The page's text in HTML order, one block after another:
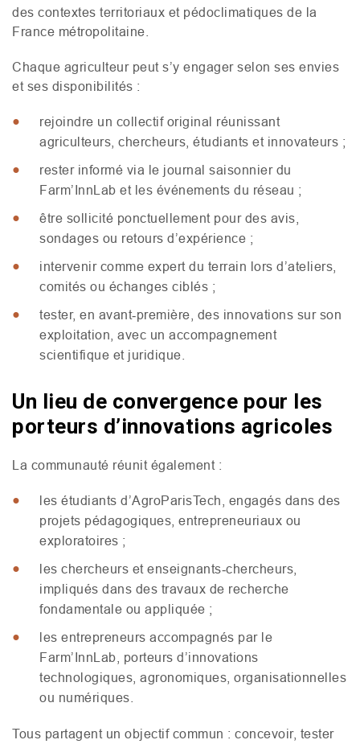
des contextes territoriaux et pédoclimatiques de la
France métropolitaine.
Chaque agriculteur peut s’y engager selon ses envies
et ses disponibilités :
rejoindre un collectif original réunissant
agriculteurs, chercheurs, étudiants et innovateurs ;
rester informé via le journal saisonnier du
Farm’InnLab et les événements du réseau ;
être sollicité ponctuellement pour des avis,
sondages ou retours d’expérience ;
intervenir comme expert du terrain lors d’ateliers,
comités ou échanges ciblés ;
tester, en avant‑première, des innovations sur son
exploitation, avec un accompagnement
scientifique et juridique.
Un lieu de convergence pour les
porteurs d’innovations agricoles
La communauté réunit également :
les étudiants d’AgroParisTech, engagés dans des
projets pédagogiques, entrepreneuriaux ou
exploratoires ;
les chercheurs et enseignants‑chercheurs,
impliqués dans des travaux de recherche
fondamentale ou appliquée ;
les entrepreneurs accompagnés par le
Farm’InnLab, porteurs d’innovations
technologiques, agronomiques, organisationnelles
ou numériques.
Tous partagent un objectif commun : concevoir, tester